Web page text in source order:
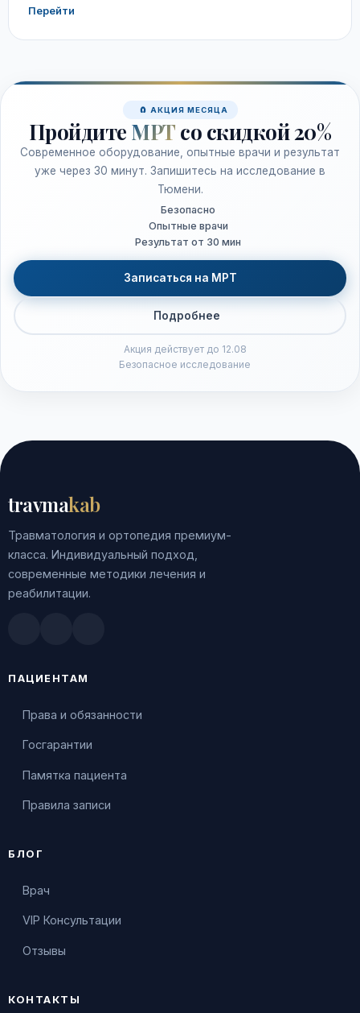
Перейти
🧲 АКЦИЯ МЕСЯЦА
Пройдите МРТ со скидкой 20%
Современное оборудование, опытные врачи и результат
уже через 30 минут. Запишитесь на исследование в
Тюмени.
Безопасно
Опытные врачи
Результат от 30 мин
Записаться на МРТ
Подробнее
Акция действует до 12.08
Безопасное исследование
travmakab
Травматология и ортопедия премиум-
класса. Индивидуальный подход,
современные методики лечения и
реабилитации.
ПАЦИЕНТАМ
Права и обязанности
Госгарантии
Памятка пациента
Правила записи
БЛОГ
Врач
VIP Консультации
Отзывы
КОНТАКТЫ